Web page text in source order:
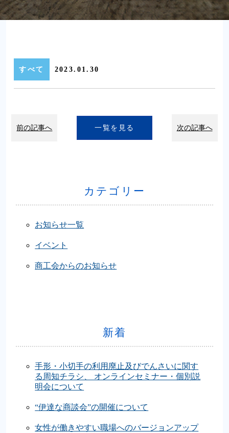
すべて 2023.01.30
前の記事へ 一覧を見る 次の記事へ
カテゴリー
お知らせ一覧
イベント
商工会からのお知らせ
新着
手形・小切手の利用廃止及びでんさいに関す
る周知チラシ、 オンラインセミナー・個別説
明会について
“伊達な商談会”の開催について
女性が働きやすい職場へのバージョンアップ